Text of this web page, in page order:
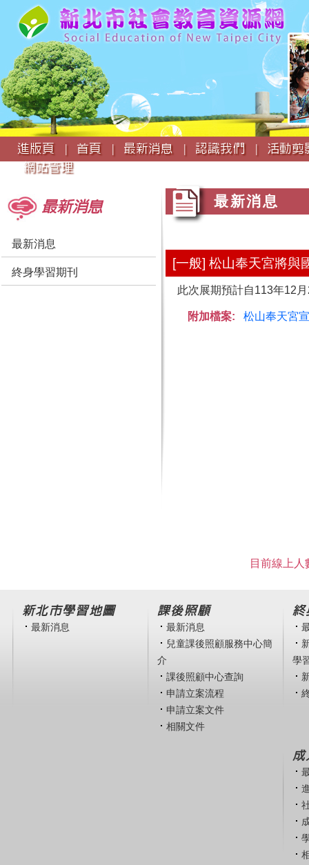
:::
進版頁 |
首頁 | 最新消息 | 認識我們 |
活動
網站管理
最新消息
最新消息
終身學習期刊
最新消息
[一般] 松山奉天宮將與
此次展期預計自113年12
附加檔案: 松山奉天宮
目前線上
新北市學習地圖
最新消息
課後照顧
最新消息
兒童課後照顧服務中心簡
介
課後照顧中心查詢
申請立案流程
申請立案文件
相關文件
終
學